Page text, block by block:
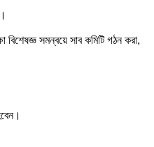
বিশেষজ্ঞ সমন্বয়ে সাব কমিটি গঠন করা,